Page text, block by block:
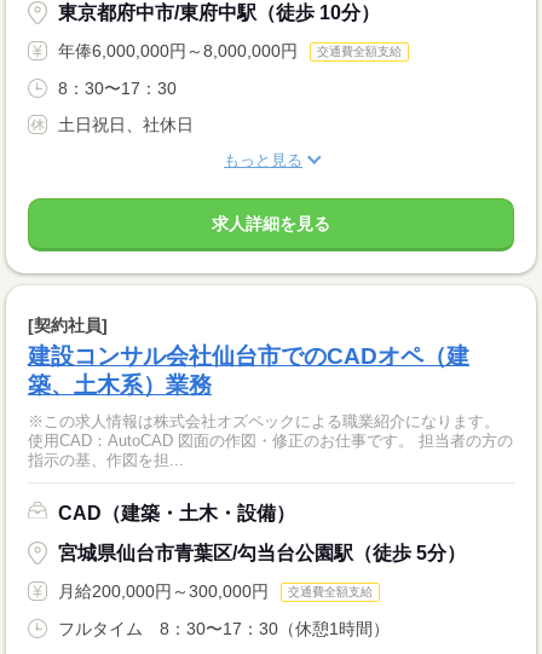
東京都府中市/東府中駅（徒歩 10分）
年俸6,000,000円～8,000,000円 交通費全額支給
8：30〜17：30
土日祝日、社休日
もっと見る
求人詳細を見る
[契約社員]
建設コンサル会社仙台市でのCADオペ（建
築、土木系）業務
※この求人情報は株式会社オズペックによる職業紹介になります。
使用CAD：AutoCAD 図面の作図・修正のお仕事です。 担当者の方の
指示の基、作図を担...
CAD（建築・土木・設備）
宮城県仙台市青葉区/勾当台公園駅（徒歩 5分）
月給200,000円～300,000円 交通費全額支給
フルタイム 8：30〜17：30（休憩1時間）